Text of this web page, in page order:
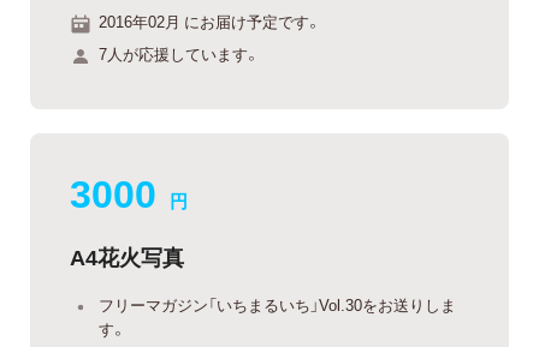
2016年02月 にお届け予定です。
7人が応援しています。
3000 円
A4花火写真
フリーマガジン「いちまるいち」Vol.30をお送りしま
す。